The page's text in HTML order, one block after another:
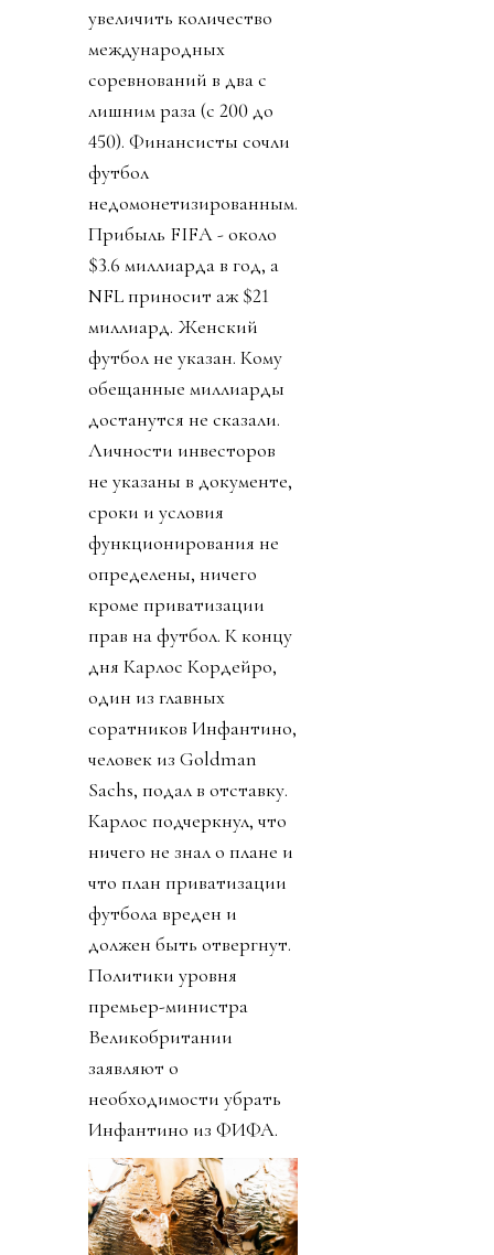
увеличить количество
международных
соревнований в два с
лишним раза (с 200 до
450). Финансисты сочли
футбол
недомонетизированным.
Прибыль FIFA - около
$3.6 миллиарда в год, а
NFL приносит аж $21
миллиард. Женский
футбол не указан. Кому
обещанные миллиарды
достанутся не сказали.
Личности инвесторов
не указаны в документе,
сроки и условия
функционирования не
определены, ничего
кроме приватизации
прав на футбол. К концу
дня Карлос Кордейро,
один из главных
соратников Инфантино,
человек из Goldman
Sachs, подал в отставку.
Карлос подчеркнул, что
ничего не знал о плане и
что план приватизации
футбола вреден и
должен быть отвергнут.
Политики уровня
премьер-министра
Великобритании
заявляют о
необходимости убрать
Инфантино из ФИФА.